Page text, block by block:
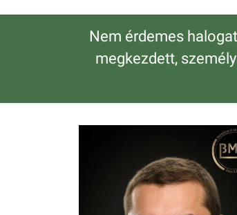
Nem érdemes
megkezdett,